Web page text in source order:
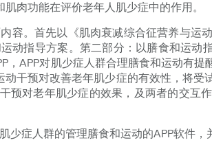
肉功能在评价老年人肌少症中的作用。
容。首先以《肌肉衰减综合征营养与运
动指导方案。第二部分：以膳食和运动
，APP对肌少症人群合理膳食和运动有
动干预对改善老年肌少症的有效性，将
预对老年肌少症的效果，及两者的交
少症人群的管理膳食和运动的APP软件